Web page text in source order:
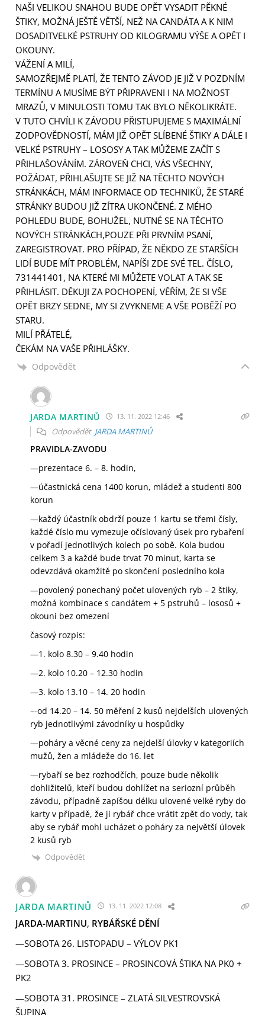
NAŠI VELIKOU SNAHOU BUDE OPĚT VYSADIT PĚKNÉ
ŠTIKY, MOŽNÁ JEŠTĚ VĚTŠÍ, NEŽ NA CANDÁTA A K NIM
DOSADITVELKÉ PSTRUHY OD KILOGRAMU VÝŠE A OPĚT I
OKOUNY.
VÁŽENÍ A MILÍ,
SAMOZŘEJMĚ PLATÍ, ŽE TENTO ZÁVOD JE JIŽ V POZDNÍM
TERMÍNU A MUSÍME BÝT PŘIPRAVENI I NA MOŽNOST
MRAZŮ, V MINULOSTI TOMU TAK BYLO NĚKOLIKRÁTE.
V TUTO CHVÍLI K ZÁVODU PŘISTUPUJEME S MAXIMÁLNÍ
ZODPOVĚDNOSTÍ, MÁM JIŽ OPĚT SLÍBENÉ ŠTIKY A DÁLE I
VELKÉ PSTRUHY – LOSOSY A TAK MŮŽEME ZAČÍT S
PŘIHLAŠOVÁNÍM. ZÁROVEŇ CHCI, VÁS VŠECHNY,
POŽÁDAT, PŘIHLAŠUJTE SE JIŽ NA TĚCHTO NOVÝCH
STRÁNKÁCH, MÁM INFORMACE OD TECHNIKŮ, ŽE STARÉ
STRÁNKY BUDOU JIŽ ZÍTRA UKONČENÉ. Z MÉHO
POHLEDU BUDE, BOHUŽEL, NUTNÉ SE NA TĚCHTO
NOVÝCH STRÁNKÁCH,POUZE PŘI PRVNÍM PSANÍ,
ZAREGISTROVAT. PRO PŘÍPAD, ŽE NĚKDO ZE STARŠÍCH
LIDÍ BUDE MÍT PROBLÉM, NAPÍŠI ZDE SVÉ TEL. ČÍSLO,
731441401, NA KTERÉ MI MŮŽETE VOLAT A TAK SE
PŘIHLÁSIT. DĚKUJI ZA POCHOPENÍ, VĚŘÍM, ŽE SI VŠE
OPĚT BRZY SEDNE, MY SI ZVYKNEME A VŠE POBĚŽÍ PO
STARU.
MILÍ PŘÁTELÉ,
ČEKÁM NA VAŠE PŘIHLÁŠKY.
Odpovědět
JARDA MARTINŮ 13. 11. 2022 12:46
Odpovědět JARDA MARTINŮ
PRAVIDLA-ZAVODU
—prezentace 6. – 8. hodin,
—účastnická cena 1400 korun, mládež a studenti 800
korun
—každý účastník obdrží pouze 1 kartu se třemi čísly,
každé číslo mu vymezuje očíslovaný úsek pro rybaření
v pořadí jednotlivých kolech po sobě. Kola budou
celkem 3 a každé bude trvat 70 minut, karta se
odevzdává okamžitě po skončení posledního kola
—povolený ponechaný počet ulovených ryb – 2 štiky,
možná kombinace s candátem + 5 pstruhů – lososů +
okouni bez omezení
časový rozpis:
—1. kolo 8.30 – 9.40 hodin
—2. kolo 10.20 – 12.30 hodin
—3. kolo 13.10 – 14. 20 hodin
–-od 14.20 – 14. 50 měření 2 kusů nejdelších ulovených
ryb jednotlivými závodníky u hospůdky
—poháry a věcné ceny za nejdelší úlovky v kategoriích
mužů, žen a mládeže do 16. let
—rybaří se bez rozhodčích, pouze bude několik
dohližitelů, kteří budou dohlížet na seriozní průběh
závodu, případně zapíšou délku ulovené velké ryby do
karty v případě, že ji rybář chce vrátit zpět do vody, tak
aby se rybář mohl ucházet o poháry za největší úlovek
2 kusů ryb
Odpovědět
JARDA MARTINŮ 13. 11. 2022 12:08
JARDA-MARTINU, RYBÁŘSKÉ DĚNÍ
—SOBOTA 26. LISTOPADU – VÝLOV PK1
—SOBOTA 3. PROSINCE – PROSINCOVÁ ŠTIKA NA PK0 +
PK2
—SOBOTA 31. PROSINCE – ZLATÁ SILVESTROVSKÁ
ŠUPINA